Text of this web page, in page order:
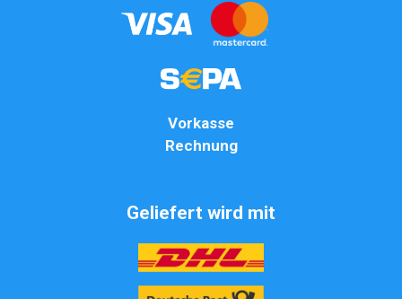
Vorkasse
Rechnung
Geliefert wird mit